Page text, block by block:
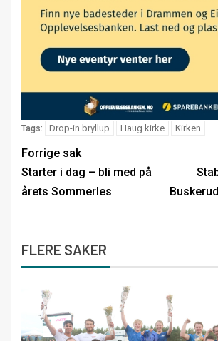
Tags: Drop-in bryllup Haug kirke Kirken
Forrige sak
Starter i dag – bli med på
årets Sommerles
FLERE SAKER